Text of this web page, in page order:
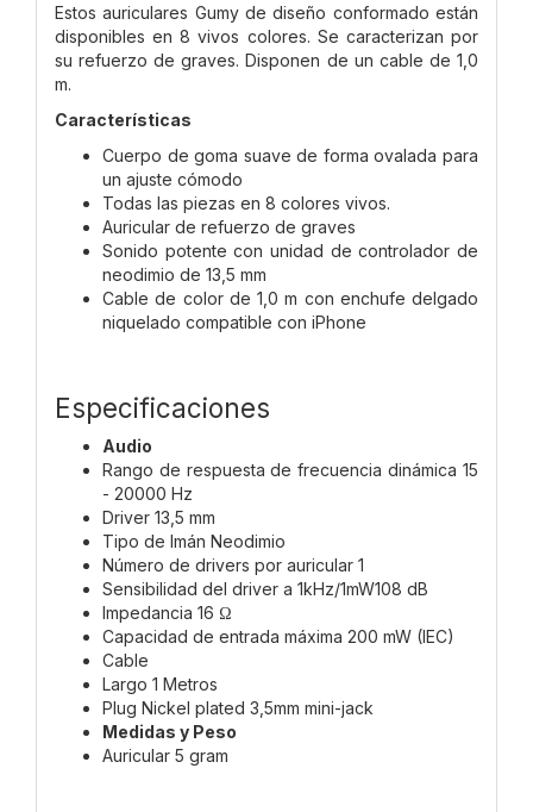
Estos auriculares Gumy de diseño conformado están
disponibles en 8 vivos colores. Se caracterizan por
su refuerzo de graves. Disponen de un cable de 1,0
m.
Características
Cuerpo de goma suave de forma ovalada para
un ajuste cómodo
Todas las piezas en 8 colores vivos.
Auricular de refuerzo de graves
Sonido potente con unidad de controlador de
neodimio de 13,5 mm
Cable de color de 1,0 m con enchufe delgado
niquelado compatible con iPhone
Especificaciones
Audio
Rango de respuesta de frecuencia dinámica 15
- 20000 Hz
Driver 13,5 mm
Tipo de Imán Neodimio
Número de drivers por auricular 1
Sensibilidad del driver a 1kHz/1mW108 dB
Impedancia 16 Ω
Capacidad de entrada máxima 200 mW (IEC)
Cable
Largo 1 Metros
Plug Nickel plated 3,5mm mini-jack
Medidas y Peso
Auricular 5 gram